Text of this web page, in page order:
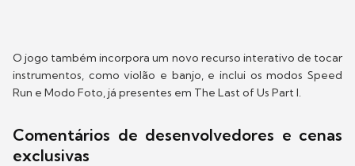
O jogo também incorpora um novo recurso interativo de tocar
instrumentos, como violão e banjo, e inclui os modos Speed
Run e Modo Foto, já presentes em The Last of Us Part I.
Comentários de desenvolvedores e cenas
exclusivas